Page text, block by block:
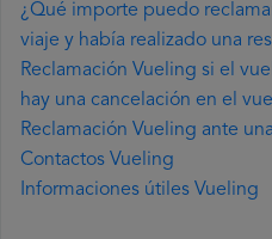
¿Qué importe puedo
viaje y había realizado una
Reclamación Vueling si el
hay una cancelación en el
Reclamación Vueling ante
Contactos Vueling
Informaciones útiles Vueling